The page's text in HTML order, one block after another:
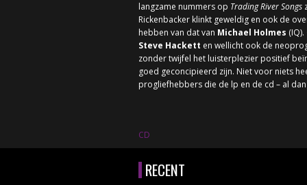
langzame nummers op Trading River Songs
Rickenbacker klinkt geweldig en ook de
hebben van dat van Michael Holmes
Steve Hackett en wellicht ook de
zonder twijfel het luisterplezier positief
goed geconcipieerd zijn. Niet voor niets
progliefhebbers die de lp en de cd – al
CD
RECENT